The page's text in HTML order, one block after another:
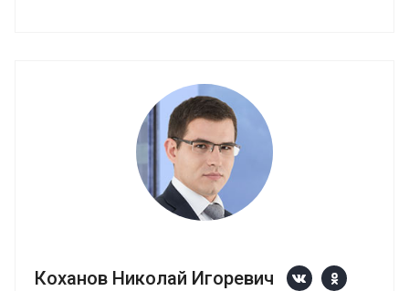
Коханов Николай Игоревич